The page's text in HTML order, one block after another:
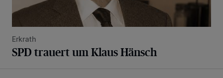
Erkrath
SPD trauert um Klaus Hänsch